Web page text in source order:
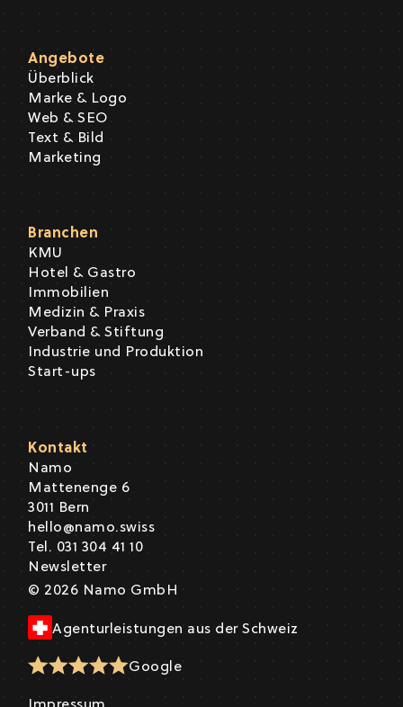
Angebote
Überblick
Marke & Logo
Web & SEO
Text & Bild
Marketing
Branchen
KMU
Hotel & Gastro
Immobilien
Medizin & Praxis
Verband & Stiftung
Industrie und Produktion
Start-ups
Kontakt
Namo
Mattenenge 6
3011 Bern
hello@namo.swiss
Tel. 031 304 41 10
Newsletter
© 2026 Namo GmbH
Agenturleistungen aus der Schweiz
Google